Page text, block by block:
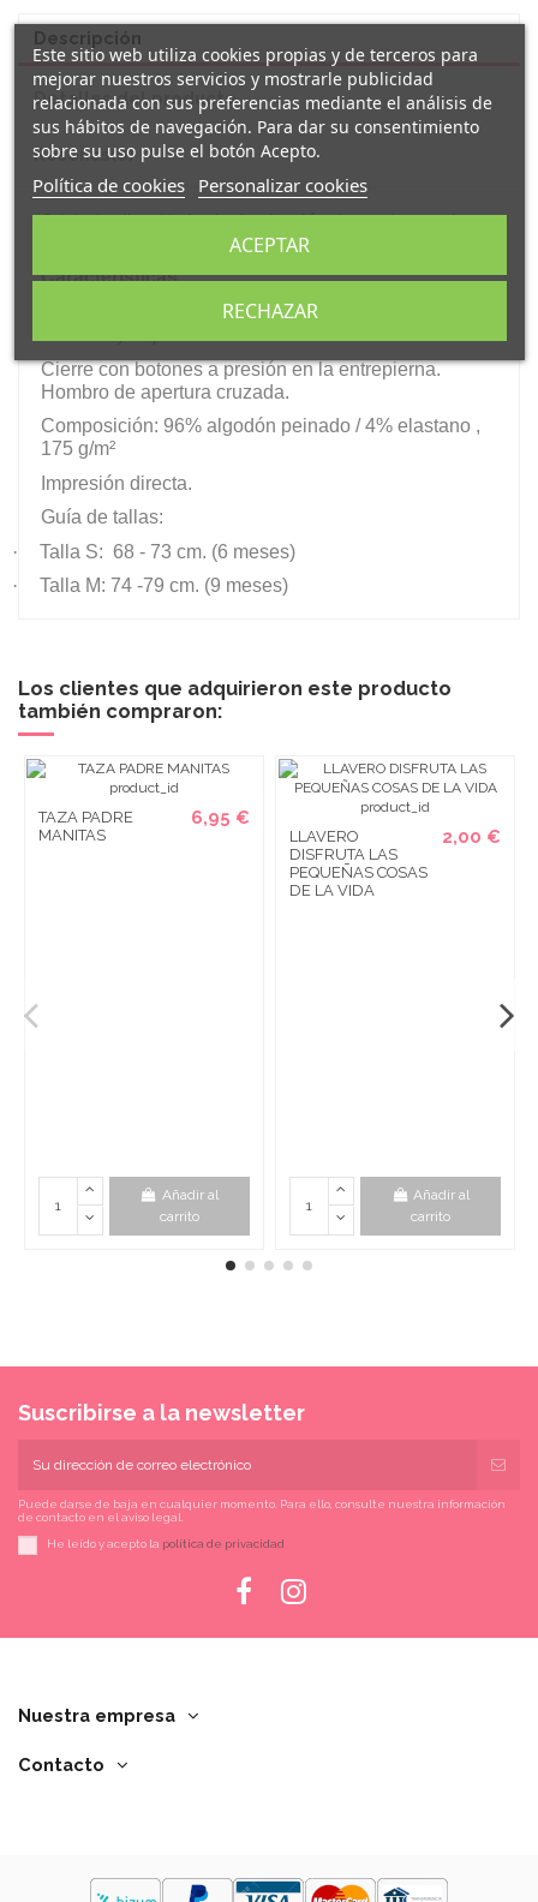
Descripción
Detalles del producto
Reseñas(0)
Original y divertidobody de algodóndecorado con el
"¡Sorpresa! vais a ser abuelos".
Características:
Body de bebé con manga corta de punto liso. Cuello
Cierre con botones a presión en la entrepierna.
Hombro de apertura cruzada.
Composición: 96% algodón peinado / 4% elastano ,
175 g/m²
Impresión directa.
Guía de tallas:
·
Talla S: 68 - 73 cm. (6 meses)
·
Talla M: 74 -79 cm. (9 meses)
Los clientes que adquirieron este producto
también compraron:
TAZA PADRE
MANITAS
6,95 €
Añadir al
carrito
LLAVERO
DISFRUTA LAS
PEQUEÑAS COSAS
DE LA VIDA
2,00 €
Añadir al
carrito
Suscribirse a la newsletter
Puede darse de baja en cualquier momento. Para ello, consulte nuestra información
de contacto en el aviso legal.
He leído y acepto la política de privacidad
Nuestra empresa
Contacto
Este sitio web utiliza cookies propias y de terceros para
mejorar nuestros servicios y mostrarle publicidad
relacionada con sus preferencias mediante el análisis de
sus hábitos de navegación. Para dar su consentimiento
sobre su uso pulse el botón Acepto.
Política de cookies Personalizar cookies
RECHAZAR
ACEPTAR